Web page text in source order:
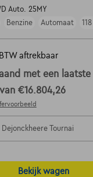
Auto. 25MY
Benzine Automaat
BTW aftrekbaar
met een laatste
€16.804,26
Dejonckheere Tournai
Bekijk wagen